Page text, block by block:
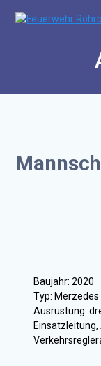
Baujahr: 2020
Typ:
Ausrüstung: